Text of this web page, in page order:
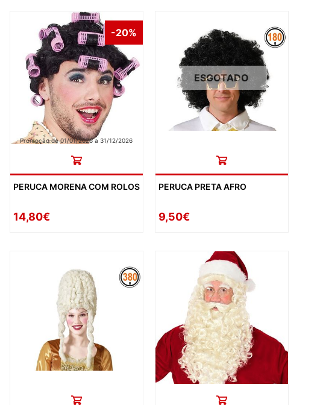
-20%
Promoção de 01/01/2026 a 31/12/2026
PERUCA MORENA COM ROLOS
14,80€
ESGOTADO
PERUCA PRETA AFRO
9,50€